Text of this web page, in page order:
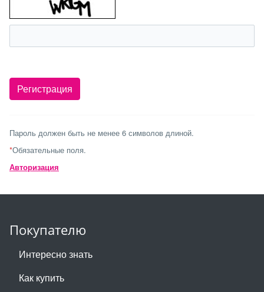
Пароль должен быть не менее 6 символов длиной.
*Обязательные поля.
Авторизация
Покупателю
Интересно знать
Как купить